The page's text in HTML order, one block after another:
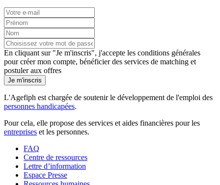
En cliquant sur "Je m'inscris", j'accepte les conditions générales
pour créer mon compte, bénéficier des services de matching et
postuler aux offres
Je m'inscris
L'Agefiph est chargée de soutenir le développement de l'emploi des
personnes handicapées.
Pour cela, elle propose des services et aides financières pour les
entreprises et les personnes.
FAQ
Centre de ressources
Lettre d’information
Espace Presse